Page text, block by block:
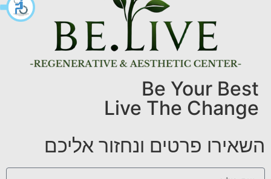
Be Your Best
Live The Change
השאירו פרטים ונחזור אליכם